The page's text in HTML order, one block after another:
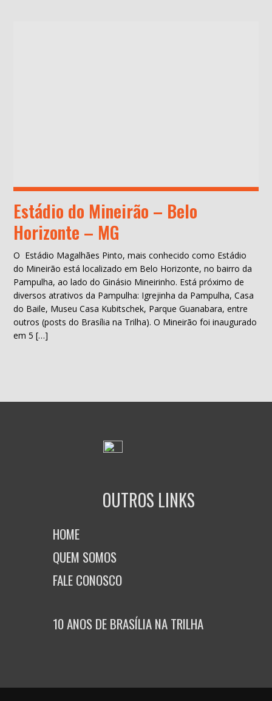
Estádio do Mineirão – Belo
Horizonte – MG
O Estádio Magalhães Pinto, mais conhecido como Estádio
do Mineirão está localizado em Belo Horizonte, no bairro da
Pampulha, ao lado do Ginásio Mineirinho. Está próximo de
diversos atrativos da Pampulha: Igrejinha da Pampulha, Casa
do Baile, Museu Casa Kubitschek, Parque Guanabara, entre
outros (posts do Brasília na Trilha). O Mineirão foi inaugurado
em 5 […]
OUTROS LINKS
HOME
QUEM SOMOS
FALE CONOSCO
10 ANOS DE BRASÍLIA NA TRILHA